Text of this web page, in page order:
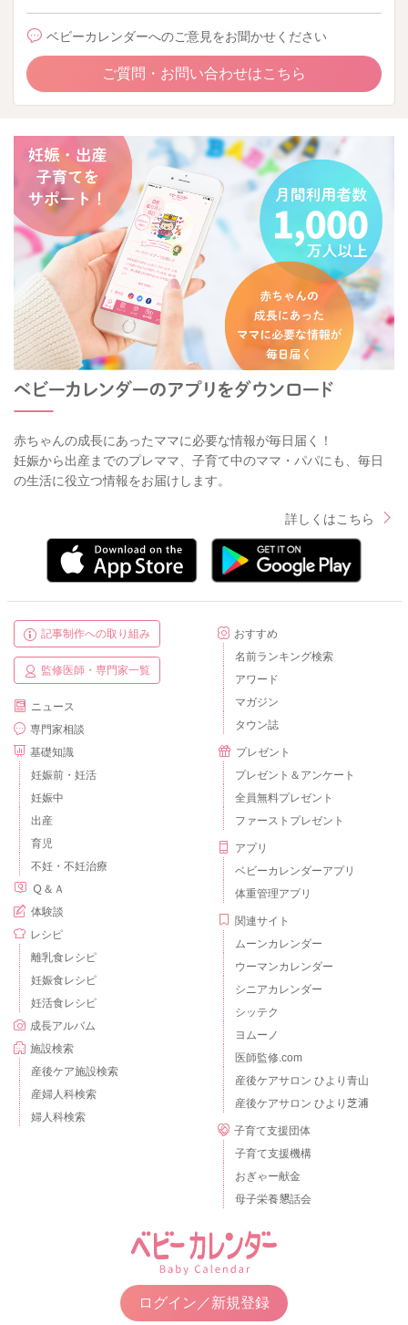
ベビーカレンダーへのご意見をお聞かせください
ご質問・お問い合わせはこちら
赤ちゃんの成長にあったママに必要な情報が毎日届く！
妊娠から出産までのプレママ、子育て中のママ・パパにも、毎日
の生活に役立つ情報をお届けします。
詳しくはこちら
記事制作への取り組み
監修医師・専門家一覧
ニュース
専門家相談
基礎知識
妊娠前・妊活
妊娠中
出産
育児
不妊・不妊治療
Ｑ＆Ａ
体験談
レシピ
離乳食レシピ
妊娠食レシピ
妊活食レシピ
成長アルバム
施設検索
産後ケア施設検索
産婦人科検索
婦人科検索
おすすめ
名前ランキング検索
アワード
マガジン
タウン誌
プレゼント
プレゼント＆アンケート
全員無料プレゼント
ファーストプレゼント
アプリ
ベビーカレンダーアプリ
体重管理アプリ
関連サイト
ムーンカレンダー
ウーマンカレンダー
シニアカレンダー
シッテク
ヨムーノ
医師監修.com
産後ケアサロン ひより青山
産後ケアサロン ひより芝浦
子育て支援団体
子育て支援機構
おぎゃー献金
母子栄養懇話会
ログイン／新規登録